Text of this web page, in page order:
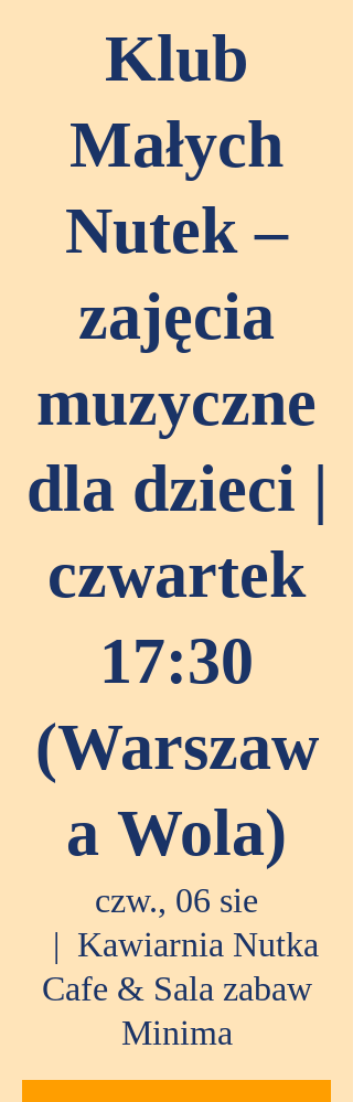
Klub
Małych
Nutek –
zajęcia
muzyczne
dla dzieci |
czwartek
17:30
(Warszaw
a Wola)
czw., 06 sie
  |
Kawiarnia Nutka
Cafe & Sala zabaw
Minima